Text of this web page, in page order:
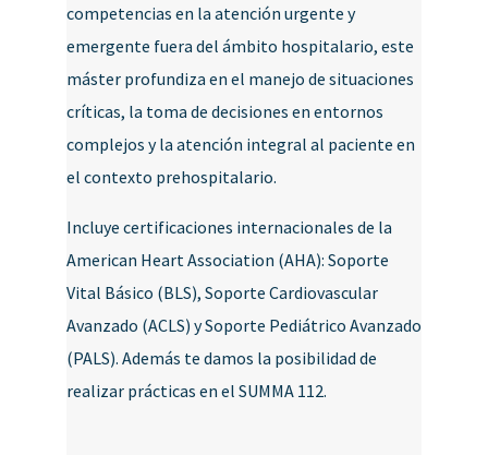
competencias en la atención urgente y
emergente fuera del ámbito hospitalario, este
máster profundiza en el manejo de situaciones
críticas, la toma de decisiones en entornos
complejos y la atención integral al paciente en
el contexto prehospitalario.
Incluye certificaciones internacionales de la
American Heart Association (AHA): Soporte
Vital Básico (BLS), Soporte Cardiovascular
Avanzado (ACLS) y Soporte Pediátrico Avanzado
(PALS). Además te damos la posibilidad de
realizar prácticas en el SUMMA 112.